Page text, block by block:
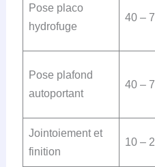
Pose placo
hydrofuge
40 –
Pose plafond
autoportant
40 –
Jointoiement et
finition
10 –